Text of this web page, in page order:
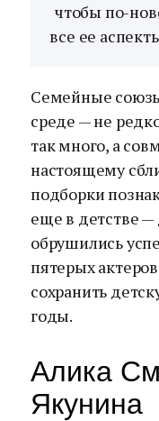
чтобы по-
все ее
Семейные
среде — не
так много, а
настоящему
подборки
еще в детстве —
обрушились
пятерых
сохранить
годы.
Алика
Якунина